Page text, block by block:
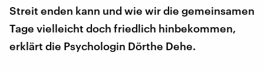
Streit enden kann und wie wir die gemeinsamen
Tage vielleicht doch friedlich hinbekommen,
erklärt die Psychologin Dörthe Dehe.